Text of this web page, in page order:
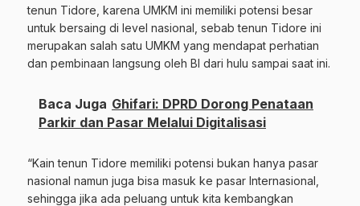
tenun Tidore, karena UMKM ini memiliki potensi besar
untuk bersaing di level nasional, sebab tenun Tidore ini
merupakan salah satu UMKM yang mendapat perhatian
dan pembinaan langsung oleh BI dari hulu sampai saat ini.
Baca Juga Ghifari: DPRD Dorong Penataan
Parkir dan Pasar Melalui Digitalisasi
“Kain tenun Tidore memiliki potensi bukan hanya pasar
nasional namun juga bisa masuk ke pasar Internasional,
sehingga jika ada peluang untuk kita kembangkan